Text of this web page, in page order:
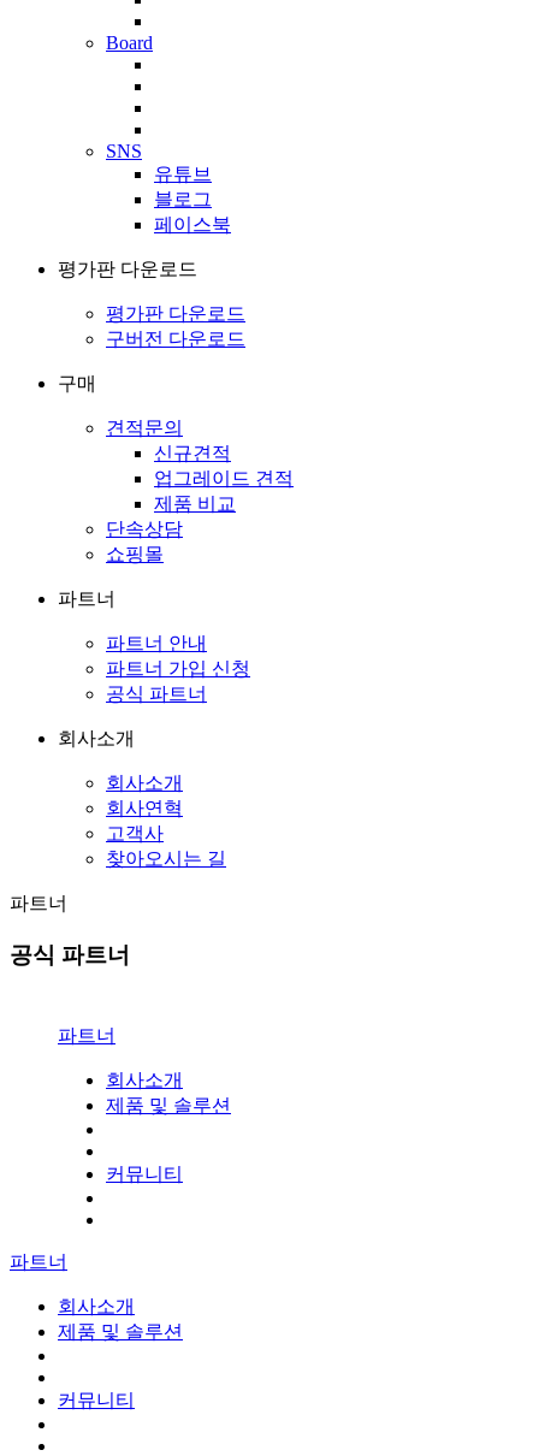
Board
SNS
유튜브
블로그
페이스북
평가판 다운로드
평가판 다운로드
구버전 다운로드
구매
견적문의
신규견적
업그레이드 견적
제품 비교
단속상담
쇼핑몰
파트너
파트너 안내
파트너 가입 신청
공식 파트너
회사소개
회사소개
회사연혁
고객사
찾아오시는 길
파트너
공식 파트너
파트너
회사소개
제품 및 솔루션
커뮤니티
파트너
회사소개
제품 및 솔루션
커뮤니티